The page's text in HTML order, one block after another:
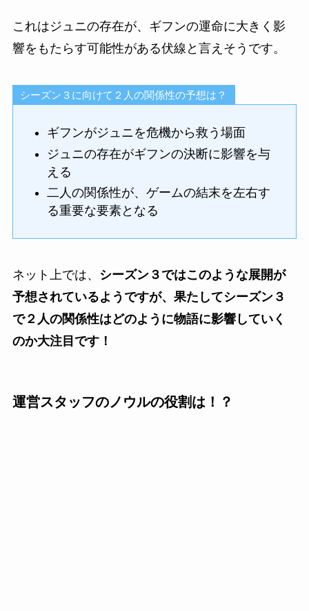
これはジュニの存在が、ギフンの運命に大きく影
響をもたらす可能性がある伏線と言えそうです。
シーズン３に向けて２人の関係性の予想は？
ギフンがジュニを危機から救う場面
ジュニの存在がギフンの決断に影響を与
える
二人の関係性が、ゲームの結末を左右す
る重要な要素となる
ネット上では、 シーズン３ではこのような展開が
予想されているようですが、果たしてシーズン３
で２人の関係性はどのように物語に影響していく
のか大注目です！
運営スタッフのノウルの役割は！？